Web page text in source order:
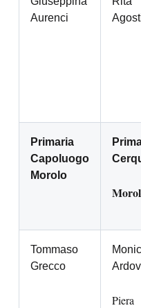
Aurenci
Primaria
Capoluogo
Morolo
Tommaso
Grecco
Piera